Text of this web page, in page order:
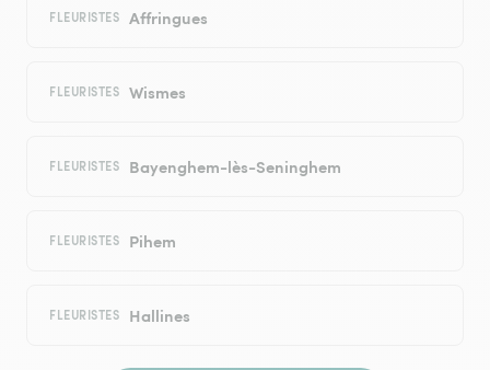
FLEURISTES Affringues
FLEURISTES Wismes
FLEURISTES Bayenghem-lès-Seninghem
FLEURISTES Pihem
FLEURISTES Hallines